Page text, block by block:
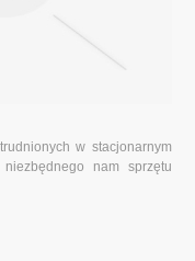
w stacjonarnym
nam sprzętu